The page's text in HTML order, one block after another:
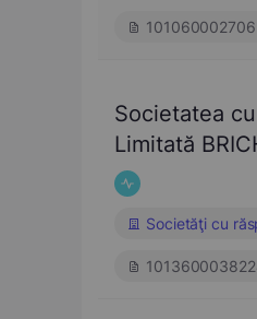
Societatea
Limitată
Societăţi cu